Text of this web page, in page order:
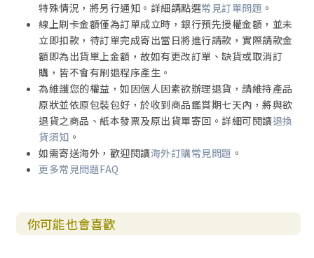
特殊情況，將另行通知。詳細請點選常見訂單問題 。
線上刷卡金額僅為訂單成立時，銀行預先授權金額，並未
立即扣款，待訂單完成寄出當日將進行請款，實際請款金
額即為出貨單上金額，故如有更改訂單、缺貨或取消訂
購，皆不會有刷退程序產生。
為維護您的權益，如因個人因素欲辦理退貨，請維持產品
原狀並依原包裝包好，於收到商品鑑賞期七天內，將與欲
退貨之商品、紙本發票及原出貨單寄回。詳細可閱讀退換
貨須知 。
如需寄送海外，歡迎閱讀海外訂購常見問題 。
更多常見問題FAQ
你可能也會喜歡